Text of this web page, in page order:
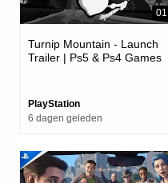
Turnip Mountain - Launch
Trailer | Ps5 & Ps4 Games
PlayStation
6 dagen geleden